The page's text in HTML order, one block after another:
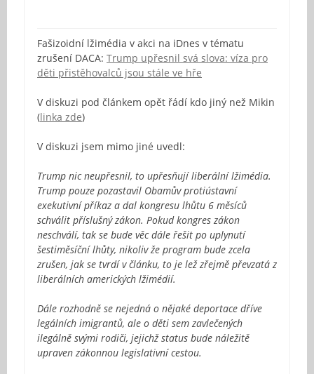
Fašizoidní lžimédia v akci na iDnes v tématu
zrušení DACA: Trump upřesnil svá slova: víza pro
děti přistěhovalců jsou stále ve hře
V diskuzi pod článkem opět řádí kdo jiný než Mikin
(linka zde)
V diskuzi jsem mimo jiné uvedl:
Trump nic neupřesnil, to upřesňují liberální lžimédia.
Trump pouze pozastavil Obamův protiústavní
exekutivní příkaz a dal kongresu lhůtu 6 měsíců
schválit příslušný zákon. Pokud kongres zákon
neschválí, tak se bude věc dále řešit po uplynutí
šestiměsíční lhůty, nikoliv že program bude zcela
zrušen, jak se tvrdí v článku, to je lež zřejmě převzatá z
liberálních amerických lžimédií.
Dále rozhodně se nejedná o nějaké deportace dříve
legálních imigrantů, ale o děti sem zavlečených
ilegálně svými rodiči, jejichž status bude náležitě
upraven zákonnou legislativní cestou.